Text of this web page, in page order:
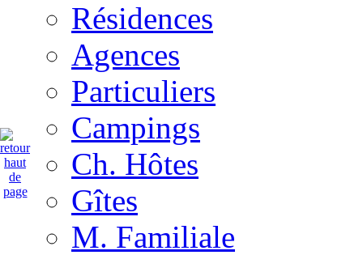
Résidences
Agences
Particuliers
Campings
Ch. Hôtes
Gîtes
M. Familiale